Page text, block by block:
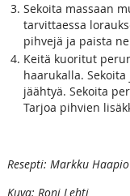
Sekoita massaan
tarvittaessa
pihvejä ja paista
Keitä kuoritut
haarukalla.
jäähtyä. Sekoita
Tarjoa pihvien
Resepti: Markku Haapio
Kuva: Roni Lehti